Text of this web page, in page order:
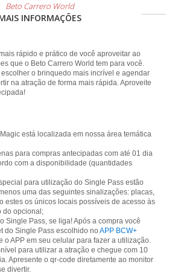
Beto Carrero World
INFORMAÇÕES
rápido e prático de você aproveitar ao
que o Beto Carrero World tem para você.
o brinquedo mais incrível e agendar
na atração de forma mais rápida. Aproveite
está localizada em nossa área temática
para compras antecipadas com até 01 dia
com a disponibilidade (quantidades
para utilização do Single Pass estão
uma das seguintes sinalizações: placas,
estes os únicos locais possíveis de acesso às
do opcional;
Single Pass, se liga! Após a compra você
do Single Pass escolhido no APP BCW+
o APP em seu celular para fazer a utilização.
para utilizar a atração e chegue com 10
Apresente o qr-code diretamente ao monitor
divertir.